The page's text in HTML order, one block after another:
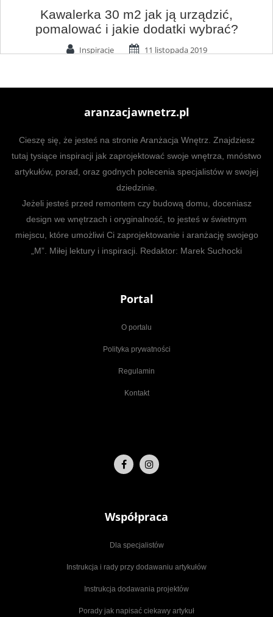
Kawalerka 30 m2 jak ją urządzić,
pomalować i jakie dodatki wybrać?
Inspiracje 11 listopada 2019
aranzacjawnetrz.pl
Cieszę się, że jesteś na stronie Aranżacja Wnętrz. Znajdziesz
tutaj tysiące inspiracji jak zaprojektować swoje wnętrza, mnóstwo
artykułów, porad, oraz godnych polecenia specjalistów w swojej
dziedzinie.
Jeżeli jesteś przed remontem czy budową domu, doceniasz
design we wnętrzach i oryginalność, to jesteś w świetnym
miejscu, które umożliwi Ci zaprojektowanie i aranżację swojego
„M”. Miłej lektury i inspiracji. Redaktor: Marek Suchocki
Portal
O portalu
Polityka prywatności
Regulamin
Kontakt
Współpraca
Dla specjalistów
Instrukcja i rady przy dodawaniu artykułów
Instrukcja dodawania projektów
Porady jak napisać ciekawy artykuł